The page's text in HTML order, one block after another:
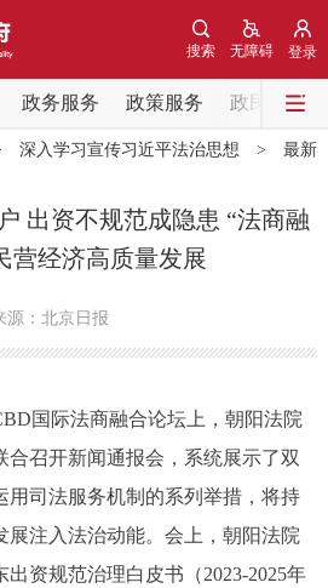
登录
无障碍
搜索
政务服务 政策服务 政民互动
国务院信息 中央部委动态
会议信息 部门动态
机构职能 政策服务
政策解读 回应关切
专题公开
深入学习宣传习近平法治思想 > 最新
出资不规范成隐患 “法商融
营经济高质量发展
源：北京日报
国际法商融合论坛上，朝阳法院
合召开新闻通报会，系统展示了双
用司法服务机制的系列举措，将持
展注入法治动能。会上，朝阳法院
资规范治理白皮书（2023-2025年